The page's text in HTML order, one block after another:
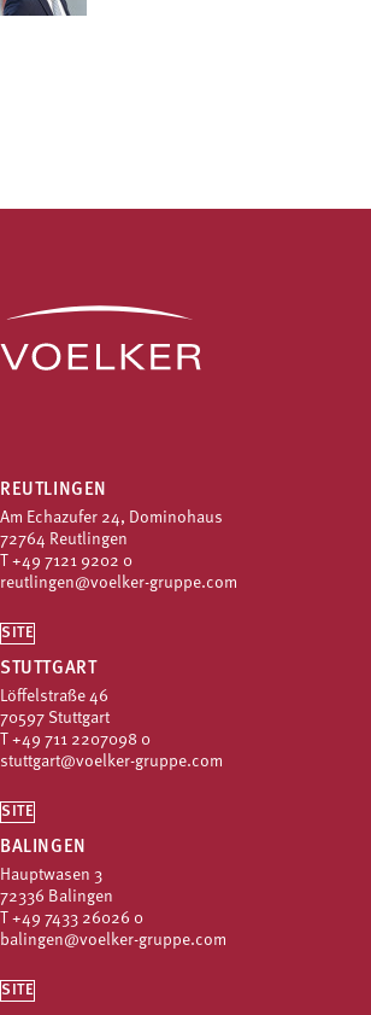
REUTLINGEN
Am Echazufer 24, Dominohaus
72764 Reutlingen
+49 7121 9202 0
reutlingen@voelker-gruppe.com
SITE
STUTTGART
Löffelstraße 46
70597 Stuttgart
+49 711 2207098 0
stuttgart@voelker-gruppe.com
SITE
BALINGEN
Hauptwasen 3
72336 Balingen
+49 7433 26026 0
balingen@voelker-gruppe.com
SITE